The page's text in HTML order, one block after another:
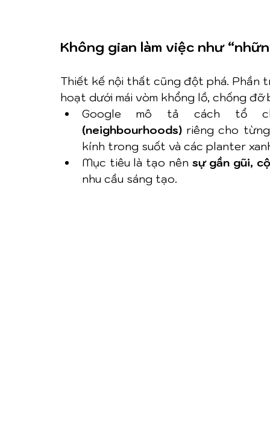
Không gian làm việc như
Thiết kế nội thất cũng đột phá. Phần
hoạt dưới mái vòm khổng lồ, chống đỡ
Google mô tả cách tổ
(neighbourhoods) riêng cho từng
kính trong suốt và các planter
Mục tiêu là tạo nên sự gần gũi,
nhu cầu sáng tạo.